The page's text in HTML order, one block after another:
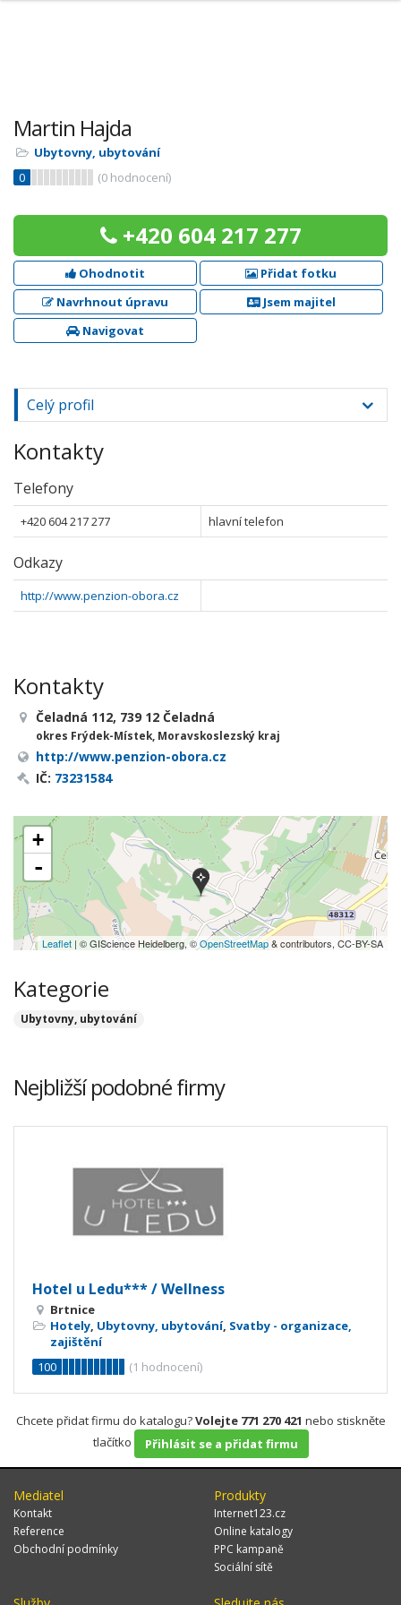
Martin Hajda
Ubytovny, ubytování
0
(0 hodnocení)
+420 604 217 277
Ohodnotit
Přidat fotku
Navrhnout úpravu
Jsem majitel
Navigovat
Celý profil
Kontakty
Telefony
+420 604 217 277 hlavní telefon
Odkazy
http://www.penzion-obora.cz
Kontakty
Čeladná 112, 739 12 Čeladná
okres Frýdek-Místek, Moravskoslezský kraj
http://www.penzion-obora.cz
IČ: 73231584
+
-
Leaflet | © GIScience Heidelberg, ©OpenStreetMap& contributors, CC-BY-SA
Kategorie
Ubytovny, ubytování
Nejbližší podobné firmy
Hotel u Ledu*** / Wellness
Brtnice
Hotely, Ubytovny, ubytování, Svatby - organizace,
zajištění
100
(1 hodnocení)
Chcete přidat firmu do katalogu?Volejte 771 270 421 nebo stiskněte
tlačítko
Přihlásit se a přidat firmu
Mediatel
Kontakt
Reference
Obchodní podmínky
Produkty
Internet123.cz
Online katalogy
PPC kampaně
Sociální sítě